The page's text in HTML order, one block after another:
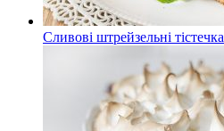
Сливові штрейзельні тістечка